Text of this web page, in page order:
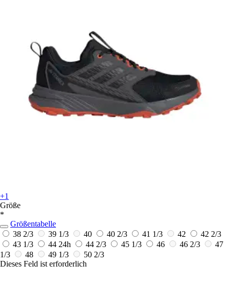
+1
Größe
*
Größentabelle
38 2/3
39 1/3 40 40 2/3 41 1/3 42
42 2/3
43 1/3
44 24h 44 2/3 45 1/3 46 46 2/3
47
1/3
48 49 1/3
50 2/3
Dieses Feld ist erforderlich